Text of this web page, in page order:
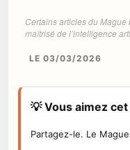
Certains articles du
maîtrisé de l’intelligence
LE 03/03/2026
💡 Vous aimez
Partagez-le. Le